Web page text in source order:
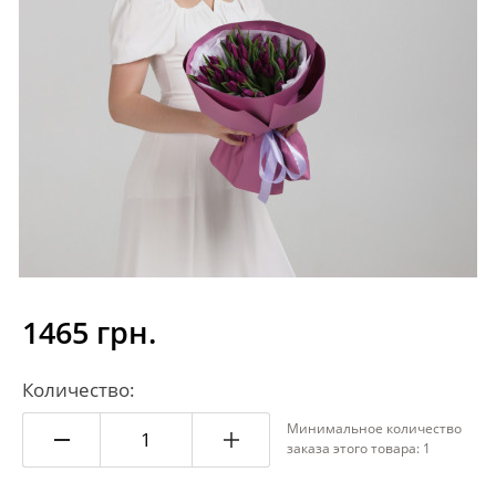
1465 грн.
Количество:
Минимальное количество
заказа этого товара: 1